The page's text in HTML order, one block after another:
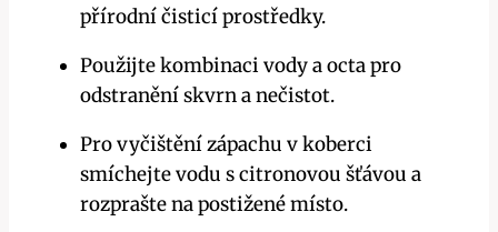
přírodní čisticí prostředky.
Použijte kombinaci vody a octa pro
odstranění skvrn a nečistot.
Pro vyčištění zápachu v koberci
smíchejte vodu s citronovou šťávou a
rozprašte na postižené místo.